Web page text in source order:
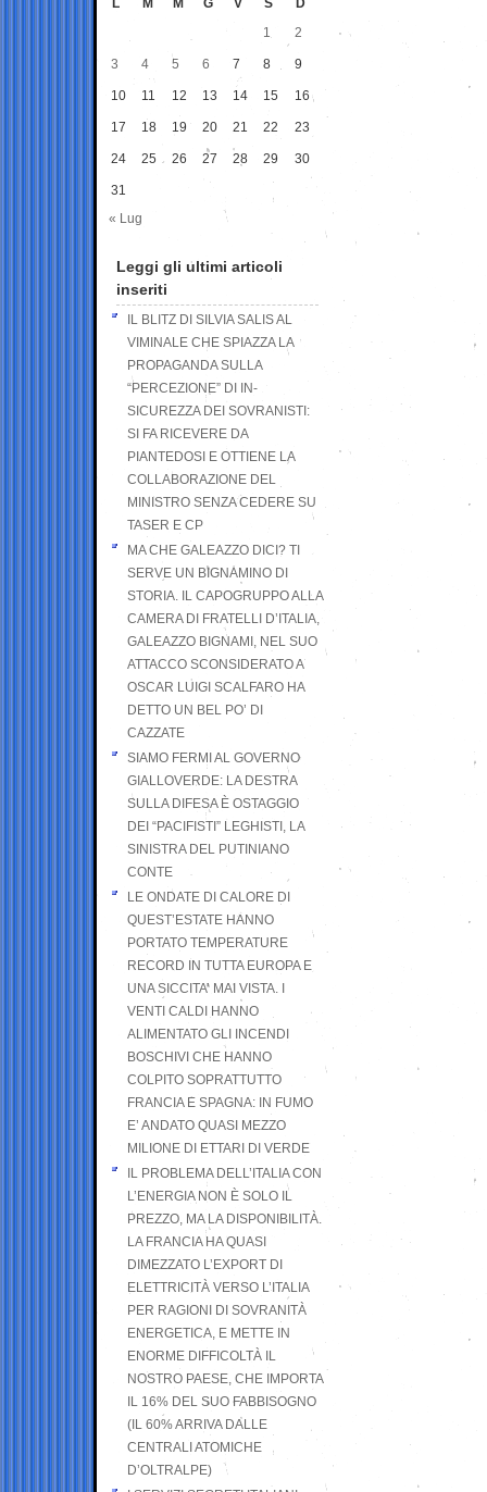
L M M G V S
D
1
2
3 4 5 6 7 8 9
10 11 12 13 14 15 16
17 18 19 20 21 22 23
24 25 26 27 28 29 30
31
« Lug
Leggi gli ultimi articoli
inseriti
IL BLITZ DI SILVIA SALIS AL
VIMINALE CHE SPIAZZA LA
PROPAGANDA SULLA
“PERCEZIONE” DI IN-
SICUREZZA DEI SOVRANISTI:
SI FA RICEVERE DA
PIANTEDOSI E OTTIENE LA
COLLABORAZIONE DEL
MINISTRO SENZA CEDERE SU
TASER E CP
MA CHE GALEAZZO DICI? TI
SERVE UN BIGNAMINO DI
STORIA. IL CAPOGRUPPO ALLA
CAMERA DI FRATELLI D’ITALIA,
GALEAZZO BIGNAMI, NEL SUO
ATTACCO SCONSIDERATO A
OSCAR LUIGI SCALFARO HA
DETTO UN BEL PO’ DI
CAZZATE
SIAMO FERMI AL GOVERNO
GIALLOVERDE: LA DESTRA
SULLA DIFESA È OSTAGGIO
DEI “PACIFISTI” LEGHISTI, LA
SINISTRA DEL PUTINIANO
CONTE
LE ONDATE DI CALORE DI
QUEST’ESTATE HANNO
PORTATO TEMPERATURE
RECORD IN TUTTA EUROPA E
UNA SICCITA’ MAI VISTA. I
VENTI CALDI HANNO
ALIMENTATO GLI INCENDI
BOSCHIVI CHE HANNO
COLPITO SOPRATTUTTO
FRANCIA E SPAGNA: IN FUMO
E’ ANDATO QUASI MEZZO
MILIONE DI ETTARI DI VERDE
IL PROBLEMA DELL’ITALIA CON
L’ENERGIA NON È SOLO IL
PREZZO, MA LA DISPONIBILITÀ.
LA FRANCIA HA QUASI
DIMEZZATO L’EXPORT DI
ELETTRICITÀ VERSO L’ITALIA
PER RAGIONI DI SOVRANITÀ
ENERGETICA, E METTE IN
ENORME DIFFICOLTÀ IL
NOSTRO PAESE, CHE IMPORTA
IL 16% DEL SUO FABBISOGNO
(IL 60% ARRIVA DALLE
CENTRALI ATOMICHE
D’OLTRALPE)